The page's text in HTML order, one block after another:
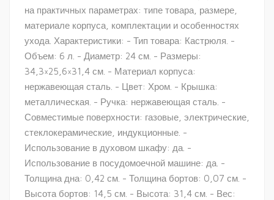
на практичных параметрах: типе товара, размере,
материале корпуса, комплектации и особенностях
ухода. Характеристики: - Тип товара: Кастрюля. -
Объем: 6 л. - Диаметр: 24 см. - Размеры:
34,3×25,6×31,4 см. - Материал корпуса:
нержавеющая сталь. - Цвет: Хром. - Крышка:
металлическая. - Ручка: нержавеющая сталь. -
Совместимые поверхности: газовые, электрические,
стеклокерамические, индукционные. -
Использование в духовом шкафу: да. -
Использование в посудомоечной машине: да. -
Толщина дна: 0,42 см. - Толщина бортов: 0,07 см. -
Высота бортов: 14,5 см. - Высота: 31,4 см. - Вес: